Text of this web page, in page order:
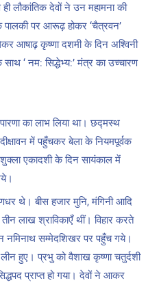
लौकांतिक देवों ने उन महामना की
पालकी पर आरूढ़ होकर ‘चैत्रवन’
आषाढ़ कृष्णा दशमी के दिन अश्विनी
‘ नम: सिद्धेभ्य:’ मंत्र का उच्चारण
का लाभ लिया था। छद्मस्थ
में पहुँचकर बेला के नियमपूर्वक
एकादशी के दिन सायंकाल में
थे। बीस हजार मुनि, मंगिनी आदि
लाख श्राविकाएँ थीं। विहार करते
सम्मेदशिखर पर पहुँच गये।
हुए। प्रभु को वैशाख कृष्णा चतुर्दशी
प्राप्त हो गया। देवों ने आकर